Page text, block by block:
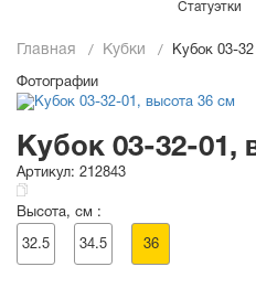
Статуэтки
Главная Кубки Кубок 03-32
Фотографии
Кубок 03-32-01,
Артикул: 212843
Высота, см :
32.5 34.5 36